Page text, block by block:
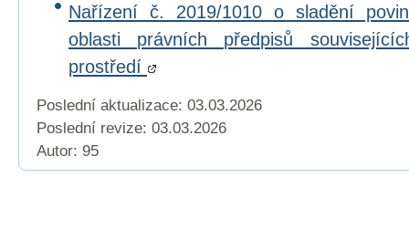
Nařízení č. 2019/1010 o sladění
oblasti právních předpisů
prostředí
Poslední aktualizace: 03.03.2026
Poslední revize: 03.03.2026
Autor: 95